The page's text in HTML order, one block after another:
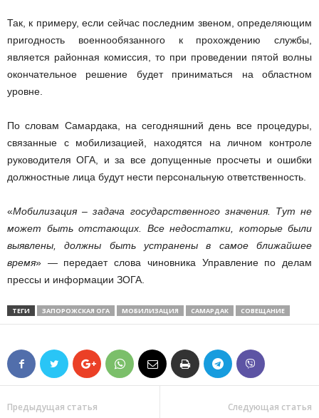
Так, к примеру, если сейчас последним звеном, определяющим
пригодность военнообязанного к прохождению службы,
является районная комиссия, то при проведении пятой волны
окончательное решение будет приниматься на областном
уровне.
По словам Самардака, на сегодняшний день все процедуры,
связанные с мобилизацией, находятся на личном контроле
руководителя ОГА, и за все допущенные просчеты и ошибки
должностные лица будут нести персональную ответственность.
«Мобилизация – задача государственного значения. Тут не
может быть отстающих. Все недостатки, которые были
выявлены, должны быть устранены в самое ближайшее
время» — передает слова чиновника Управление по делам
прессы и информации ЗОГА.
ТЕГИ ЗАПОРОЖСКАЯ ОГА МОБИЛИЗАЦИЯ САМАРДАК СОВЕЩАНИЕ
Предыдущая статья Следующая статья